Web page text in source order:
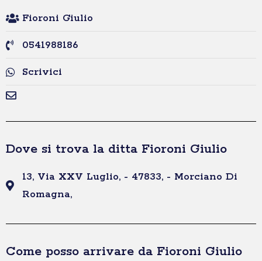
Fioroni Giulio
0541988186
Scrivici
Dove si trova la ditta Fioroni Giulio
13, Via XXV Luglio, - 47833, - Morciano Di
Romagna,
Come posso arrivare da Fioroni Giulio